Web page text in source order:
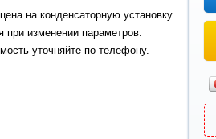
на конденсаторную установку
при изменении параметров.
уточняйте по телефону.